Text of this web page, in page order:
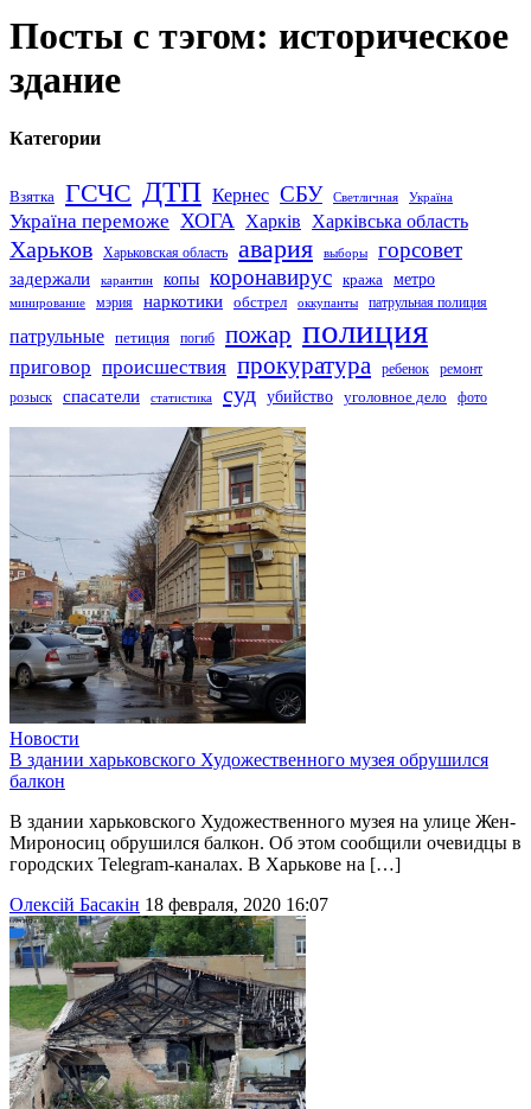
Посты с тэгом: историческое
здание
Категории
Взятка ГСЧС ДТП Кернес СБУ Светличная Україна
Україна переможе ХОГА Харків Харківська область
Харьков Харьковская область авария выборы горсовет
задержали карантин копы коронавирус кража метро
минирование мэрия наркотики обстрел оккупанты патрульная полиция
патрульные петиция погиб пожар полиция
приговор происшествия прокуратура ребенок
ремонт
розыск
спасатели статистика суд убийство уголовное дело фото
Новости
В здании харьковского Художественного музея обрушился
балкон
В здании харьковского Художественного музея на улице Жен-
Мироносиц обрушился балкон. Об этом сообщили очевидцы в
городских Telegram-каналах. В Харькове на […]
Олексій Басакін 18 февраля, 2020 16:07